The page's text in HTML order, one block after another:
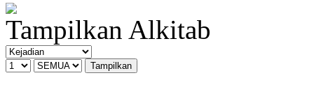
Tampilkan Alkitab